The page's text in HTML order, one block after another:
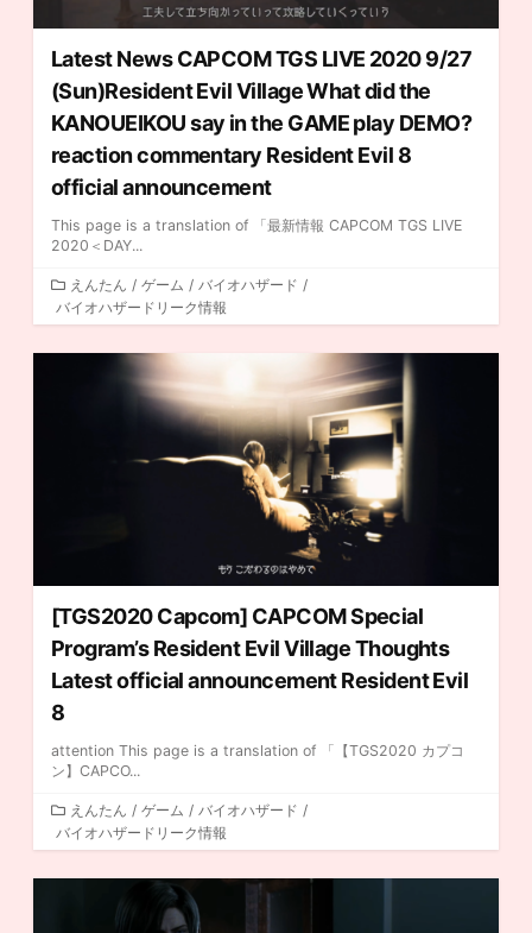
Latest News CAPCOM TGS LIVE 20209/27
(Sun)Resident Evil Village What did the
KANOUEIKOU say in the GAME play DEMO?
reaction commentary Resident Evil 8
official announcement
This page is a translation of 「最新情報 CAPCOM TGS LIVE
2020＜DAY...
カ
テ
ゴ
リ
えんたん / ゲーム / バイオハザード /
バイオハザードリーク情報
[TGS2020 Capcom] CAPCOM Special
Program’s Resident Evil Village Thoughts
Latest official announcement Resident Evil
8
attention This page is a translation of 「【TGS2020 カプコ
ン】CAPCO...
カ
テ
ゴ
リ
えんたん / ゲーム / バイオハザード /
バイオハザードリーク情報